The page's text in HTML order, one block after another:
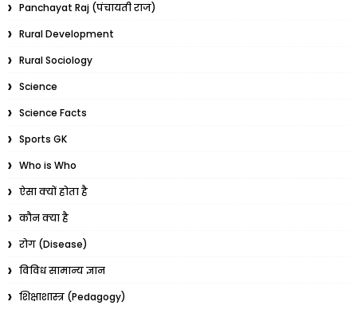
Panchayat Raj (पंचायती राज)
Rural Development
Rural Sociology
Science
Science Facts
Sports GK
Who is Who
ऐसा क्यों होता है
कौन क्या है
रोग (Disease)
विविध सामान्य ज्ञान
शिक्षाशास्त्र (Pedagogy)